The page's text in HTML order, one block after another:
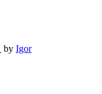
by Igor